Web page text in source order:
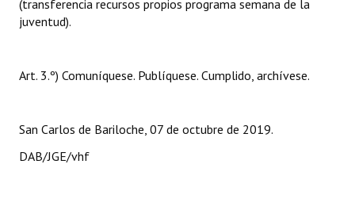
REFORMA DE LA CARTA ORGÁNICA
(transferencia recursos propios programa semana de la
juventud).
Art. 3.º) Comuníquese. Publíquese. Cumplido, archívese.
San Carlos de Bariloche, 07 de octubre de 2019.
DAB/JGE/vhf